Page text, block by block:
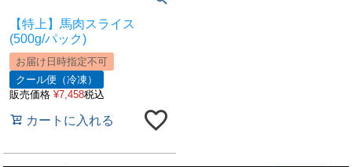
【特上】馬肉スライス
(500g/パック)
お届け日時指定不可
クール便（冷凍）
販売価格 ¥7,458税込
カートに入れる